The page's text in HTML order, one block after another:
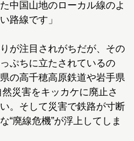
中国山地のローカル線のよ
路線です」
が注目されがちだが、その
ぷちに立たされているの
の高千穂高原鉄道や岩手県
災害をキッカケに廃止さ
。そして災害で鉄路が寸断
“廃線危機”が浮上してしま